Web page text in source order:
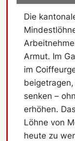
b
Die
Armut. Im
im
senken –
erhöhen.
Löhne von
heute zu